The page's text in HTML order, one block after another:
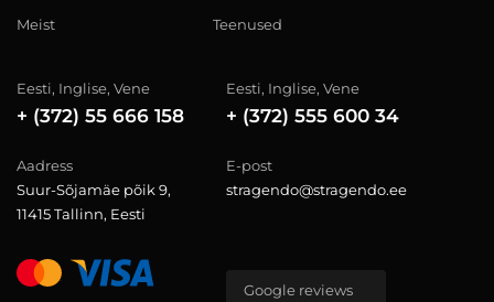
Meist Teenused
Eesti, Inglise, Vene
+ (372) 55 666 158
Eesti, Inglise, Vene
+ (372) 555 600 34
Aadress
Suur-Sõjamäe põik 9,
11415 Tallinn, Eesti
E-post
stragendo@stragendo.ee
Google reviews